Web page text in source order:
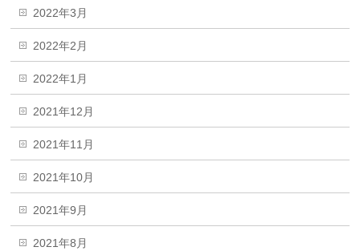
2022年3月
2022年2月
2022年1月
2021年12月
2021年11月
2021年10月
2021年9月
2021年8月